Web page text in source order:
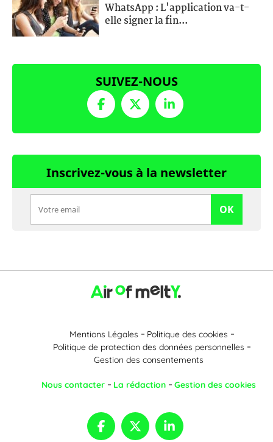
WhatsApp : L'application va-t-
elle signer la fin...
SUIVEZ-NOUS
Inscrivez-vous à la newsletter
OK
Mentions Légales
Politique des cookies
Politique de protection des données personnelles
Gestion des consentements
Nous contacter La rédaction Gestion des cookies